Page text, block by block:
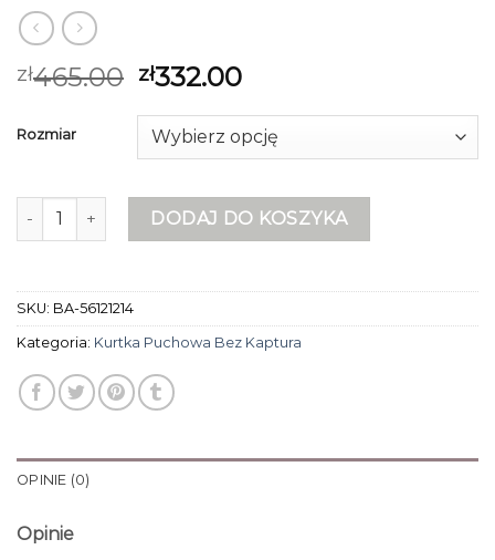
zł465.00 zł332.00
Rozmiar
ilość kurtka puchowa bez kaptura
DODAJ DO KOSZYKA
SKU: BA-56121214
Kategoria: Kurtka Puchowa Bez Kaptura
OPINIE (0)
Opinie